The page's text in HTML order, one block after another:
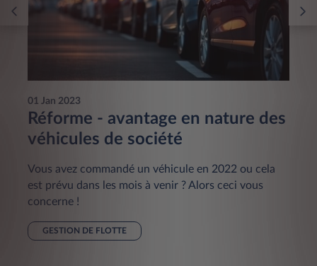
01 Jan 2023
Réforme - avantage en nature des
véhicules de société
Vous avez commandé un véhicule en 2022 ou cela
est prévu dans les mois à venir ? Alors ceci vous
concerne !
GESTION DE FLOTTE